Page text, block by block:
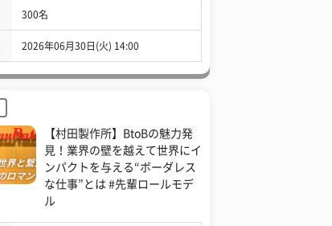
300名
2026年06月30日(火) 14:00
【村田製作所】BtoBの魅力発
見！業界の壁を越えて世界にイ
ンパクトを与える“ボーダレス
な仕事”とは #先輩ロールモデ
ル